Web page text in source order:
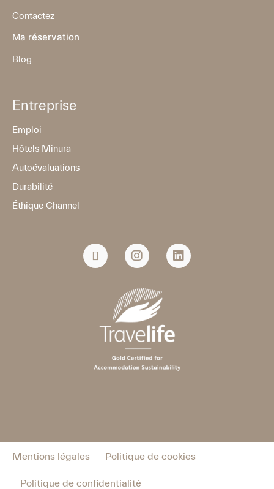
Contactez
Ma réservation
Blog
Entreprise
Emploi
Hôtels Minura
Autoévaluations
Durabilité
Éthique Channel
Mentions légales Politique de cookies
Politique de confidentialité